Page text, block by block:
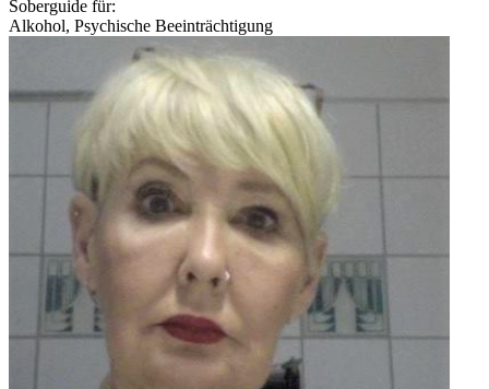
Soberguide für:
Alkohol, Psychische Beeinträchtigung